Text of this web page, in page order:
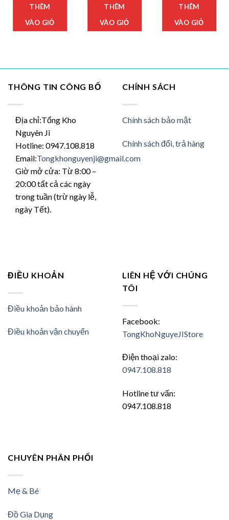
THÊM
VÀO GIỎ
THÊM
VÀO GIỎ
Các
được
trên
THÊM
VÀO GIỎ
THÔNG TIN CÔNG BỐ
Địa chỉ:Tổng Kho
Nguyên Ji
Hotline: 0947.108.818
Email:Tongkhonguyenji@gmail.com
Giờ mở cửa: Từ 8:00 –
20:00 tất cả các ngày
trong tuần (trừ ngày lễ,
ngày Tết).
CHÍNH SÁCH
Chính sách bảo mật
Chính sách đổi, trả hàng
ĐIỀU KHOẢN
Điều khoản bảo hành
Điều khoản vận chuyển
LIÊN HỆ VỚI CHÚNG
TÔI
Facebook:
TongKhoNguyeJIStore
Điện thoại zalo:
0947.108.818
Hotline tư vấn:
0947.108.818
CHUYÊN PHÂN PHỐI
Mẹ & Bé
Đồ Gia Dụng